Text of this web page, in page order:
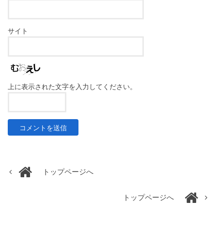
サイト
上に表示された文字を入力してください。
トップページへ
トップページへ